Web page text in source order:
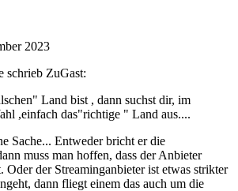
2023
schrieb ZuGast:
Land bist , dann suchst dir, im
,einfach das"richtige " Land aus....
Sache... Entweder bricht er die
muss man hoffen, dass der Anbieter
Oder der Streaminganbieter ist etwas strikter
dann fliegt einem das auch um die